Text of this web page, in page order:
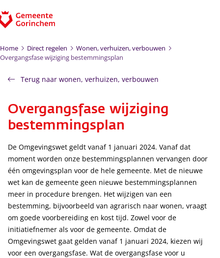
Home Direct regelen
Wonen, verhuizen, verbouwen
Overgangsfase wijziging bestemmingsplan
Terug naar wonen, verhuizen, verbouwen
Overgangsfase wijziging
bestemmingsplan
De Omgevingswet geldt vanaf 1 januari 2024. Vanaf dat
moment worden onze bestemmingsplannen vervangen door
één omgevingsplan voor de hele gemeente. Met de nieuwe
wet kan de gemeente geen nieuwe bestemmingsplannen
meer in procedure brengen. Het wijzigen van een
bestemming, bijvoorbeeld van agrarisch naar wonen, vraagt
om goede voorbereiding en kost tijd. Zowel voor de
initiatiefnemer als voor de gemeente. Omdat de
Omgevingswet gaat gelden vanaf 1 januari 2024, kiezen wij
voor een overgangsfase. Wat de overgangsfase voor u